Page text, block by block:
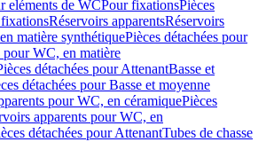
eléments de WCPour fixationsPièces
Réservoirs apparentsRéservoirs
matière synthétiquePièces détachées pour
pour WC, en matière
détachées pour AttenantBasse et
détachées pour Basse et moyenne
pour WC, en céramiquePièces
apparents pour WC, en
détachées pour AttenantTubes de chasse